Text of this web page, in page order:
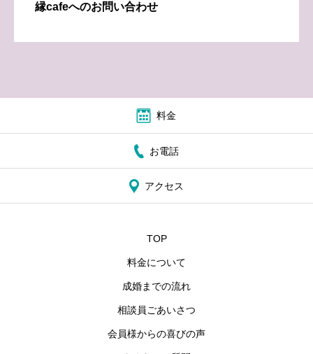
縁cafeへのお問い合わせ
料金
お電話
アクセス
TOP
料金について
成婚までの流れ
相談員ごあいさつ
会員様からの喜びの声